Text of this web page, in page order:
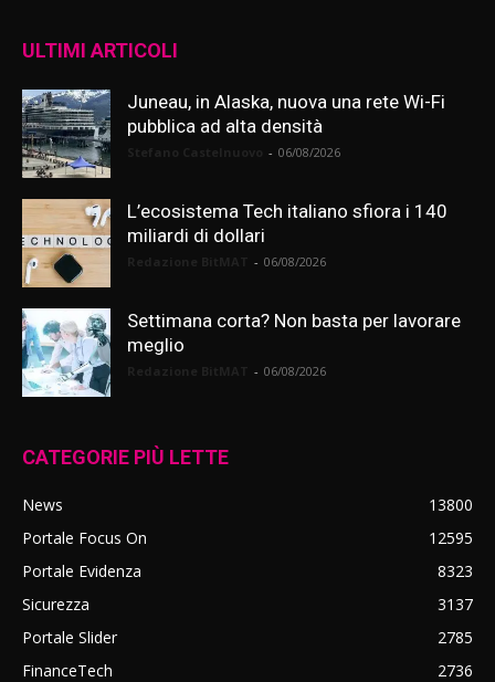
ULTIMI ARTICOLI
Juneau, in Alaska, nuova una rete Wi-Fi
pubblica ad alta densità
- 06/08/2026
L’ecosistema Tech italiano sfiora i 140
miliardi di dollari
- 06/08/2026
Settimana corta? Non basta per lavorare
meglio
- 06/08/2026
CATEGORIE PIÙ LETTE
News
13800
Portale Focus On
12595
Portale Evidenza
8323
Sicurezza
3137
Portale Slider
2785
FinanceTech
2736